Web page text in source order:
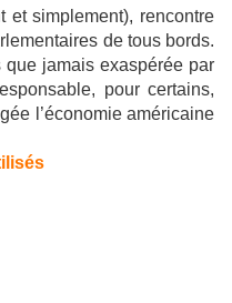
et simplement), rencontre
de tous bords.
que jamais exaspérée par
pour certains,
l’économie américaine